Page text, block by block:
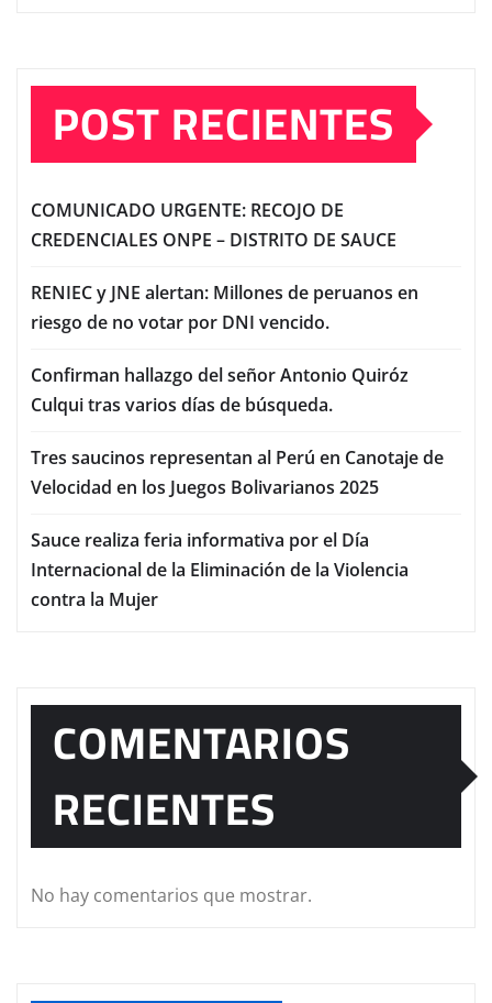
POST RECIENTES
COMUNICADO URGENTE: RECOJO DE
CREDENCIALES ONPE – DISTRITO DE SAUCE
RENIEC y JNE alertan: Millones de peruanos en
riesgo de no votar por DNI vencido.
Confirman hallazgo del señor Antonio Quiróz
Culqui tras varios días de búsqueda.
Tres saucinos representan al Perú en Canotaje de
Velocidad en los Juegos Bolivarianos 2025
Sauce realiza feria informativa por el Día
Internacional de la Eliminación de la Violencia
contra la Mujer
COMENTARIOS
RECIENTES
No hay comentarios que mostrar.